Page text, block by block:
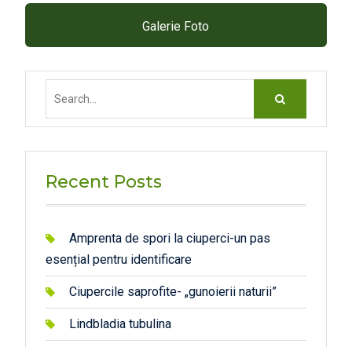
Galerie Foto
Recent Posts
Amprenta de spori la ciuperci-un pas
esențial pentru identificare
Ciupercile saprofite- „gunoierii naturii”
Lindbladia tubulina